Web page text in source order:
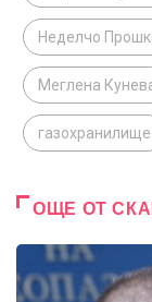
Неделчо
Меглена
газохранилище
ОЩЕ ОТ